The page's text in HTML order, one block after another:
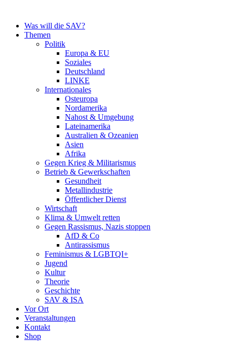
springenWas will die SAV?
Themen
Politik
Europa & EU
Soziales
Deutschland
LINKE
Internationales
Osteuropa
Nordamerika
Nahost & Umgebung
Lateinamerika
Australien & Ozeanien
Asien
Afrika
Gegen Krieg & Militarismus
Betrieb & Gewerkschaften
Gesundheit
Metallindustrie
Öffentlicher Dienst
Wirtschaft
Klima & Umwelt retten
Gegen Rassismus, Nazis stoppen
AfD & Co
Antirassismus
Feminismus & LGBTQI+
Jugend
Kultur
Theorie
Geschichte
SAV & ISA
Vor Ort
Veranstaltungen
Kontakt
Shop